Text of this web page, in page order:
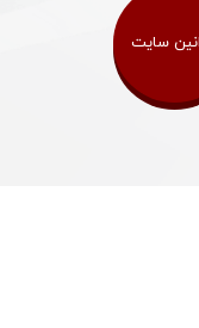
سایت